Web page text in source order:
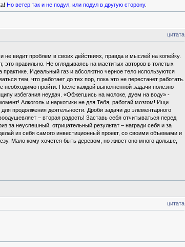
Но ветер так и не подул, или подул в другую сторону.
цитата
видит проблем в своих действиях, правда и мыслей на копейку.
правильно. Не оглядываясь на маститых авторов в толстых
Идеальный газ и абсолютно черное тело используются
тем, что работает до тех пор, пока это не перестанет работать.
пройти. После каждой выполненной задачи полезно
избегания неудач. «Обжегшись на молоке, дуем на воду» -
Алкоголь и наркотики не для Тебя, работай мозгом! Ищи
продолжения деятельности. Дроби задачи до элементарного
– вторая радость! Заставь себя отчитываться перед
за неуспешный, отрицательный результат – награди себя и за
из себя самого инвестиционный проект, со своими объемами и
Мало кому хочется быть деревом, но живет оно много дольше,
цитата